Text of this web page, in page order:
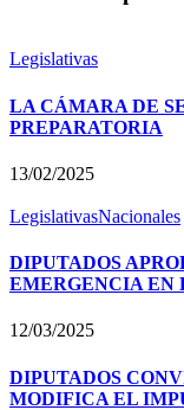
Legislativas
LA CÁMARA DE
PREPARATORIA
13/02/2025
LegislativasNacionales
DIPUTADOS
EMERGENCIA EN
12/03/2025
DIPUTADOS
MODIFICA EL